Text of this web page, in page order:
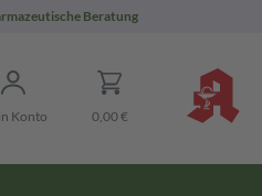
Beratung
Konto 0,00 €